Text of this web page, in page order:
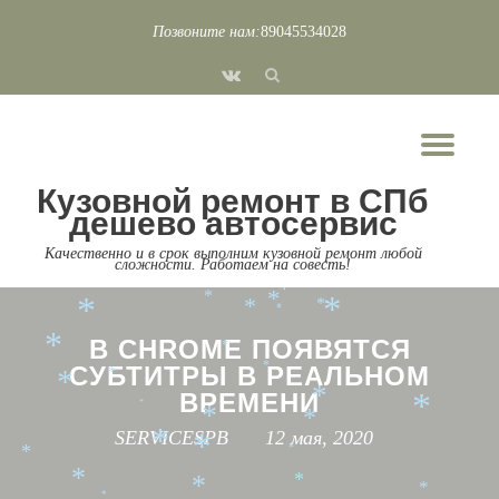
Позвоните нам:89045534028
fa-
Кузовной ремонт в СПб
дешево автосервис
Качественно и в срок выполним кузовной ремонт любой
сложности. Работаем на совесть!
В CHROME ПОЯВЯТСЯ
СУБТИТРЫ В РЕАЛЬНОМ
ВРЕМЕНИ
SERVICESPB 12 мая, 2020
*
*
*
*
*
*
* *
*
*
*
*
*
*
*
*
*
*
*
*
*
*
*
*
*
*
*
*
*
*
*
*
*
*
*
*
*